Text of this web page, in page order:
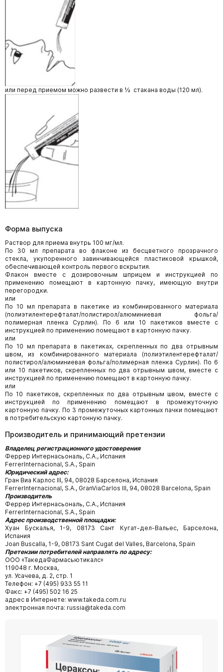
или перед приемом можно развести в ½ стакана воды (120 мл).
Форма выпуска
Раствор для приема внутрь 100 мг/мл.
По 30 мл препарата во флаконе из бесцветного прозрачного
стекла, укупоренного завинчивающейся пластиковой крышкой,
обеспечивающей контроль первого вскрытия.
Флакон вместе с дозировочным шприцем и инструкцией по
применению помещают в картонную пачку, имеющую внутри
перегородки.
или
По 10 мл препарата в пакетике из комбинированного материала
(полиэтилентерефталат/полистирол/алюминиевая фольга/
полимерная пленка Сурлин). По 6 или 10 пакетиков вместе с
инструкцией по применению помещают в картонную пачку.
или
По 10 мл препарата в пакетиках, скрепленных по два отрывным
швом, из комбинированного материала (полиэтилентерефталат/
полистирол/алюминиевая фольга/полимерная пленка Сурлин). По 6
или 10 пакетиков, скрепленных по два отрывным швом, вместе с
инструкцией по применению помещают в картонную пачку.
или
По 10 пакетиков, скрепленных по два отрывным швом, вместе с
инструкцией по применению помещают в промежуточную
картонную пачку. По 3 промежуточных картонных пачки помещают
в потребительскую картонную пачку.
Производитель и принимающий претензии
Владелец регистрационного удостоверения
Феррер Интернасьональ, С.А., Испания
FerrerInternacional, S.A., Spain
Юридический адрес:
Гран Виа Карлос III, 94, 08028 Барселона, Испания
FerrerInternacional, S.A., GranViaCarlos III, 94, 08028 Barcelona, Spain
Производитель
Феррер Интернасьональ, С.А., Испания
FerrerInternacional, S.A., Spain
Адрес производственной площадки:
Хуан Бускалья, 1-9, 08173 Сант Кугат-дел-Вальес, Барселона,
Испания
Joan Buscalla, 1-9, 08173 Sant Cugat del Valles, Barcelona, Spain
Претензии потребителей направлять по адресу:
ООО «ТакедаФармасьютикалс»
119048 г. Москва,
ул. Усачева, д. 2, стр. 1
Телефон: +7 (495) 933 55 11
Факс: +7 (495) 502 16 25
адрес в Интернете: www.takeda.com.ru
электронная почта: russia@takeda.com